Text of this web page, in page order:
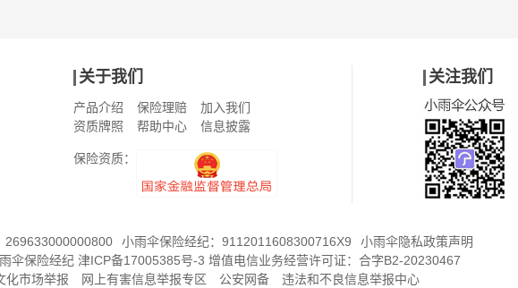
关于我们
产品介绍 保险理赔
加入我们
资质牌照
帮助中心 信息披露
保险资质：
关注我们
269633000000800 小雨伞保险经纪：9112011608300716X9
小雨伞隐私政策声明
伞保险经纪 津ICP备17005385号-3 增值电信业务经营许可证： 合字B2-20230467
化市场举报
网上有害信息举报专区 公安网备 违法和不良信息举报中心